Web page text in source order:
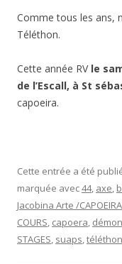
Comme tous les ans,
Téléthon.
Cette année RV le
de l’Escall, à St
capoeira.
Cette entrée a été
marquée avec44, axe,
Jacobina Arte /
COURS, capoera,
STAGES, suaps,téléthon